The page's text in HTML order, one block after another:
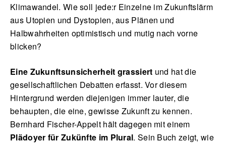
Klimawandel. Wie soll jede:r Einzelne im Zukunftslärm
aus Utopien und Dystopien, aus Plänen und
Halbwahrheiten optimistisch und mutig nach vorne
blicken?
Eine Zukunftsunsicherheit grassiert und hat die
gesellschaftlichen Debatten erfasst. Vor diesem
Hintergrund werden diejenigen immer lauter, die
behaupten, die eine, gewisse Zukunft zu kennen.
Bernhard Fischer-Appelt hält dagegen mit einem
Plädoyer für Zukünfte im Plural. Sein Buch zeigt, wie